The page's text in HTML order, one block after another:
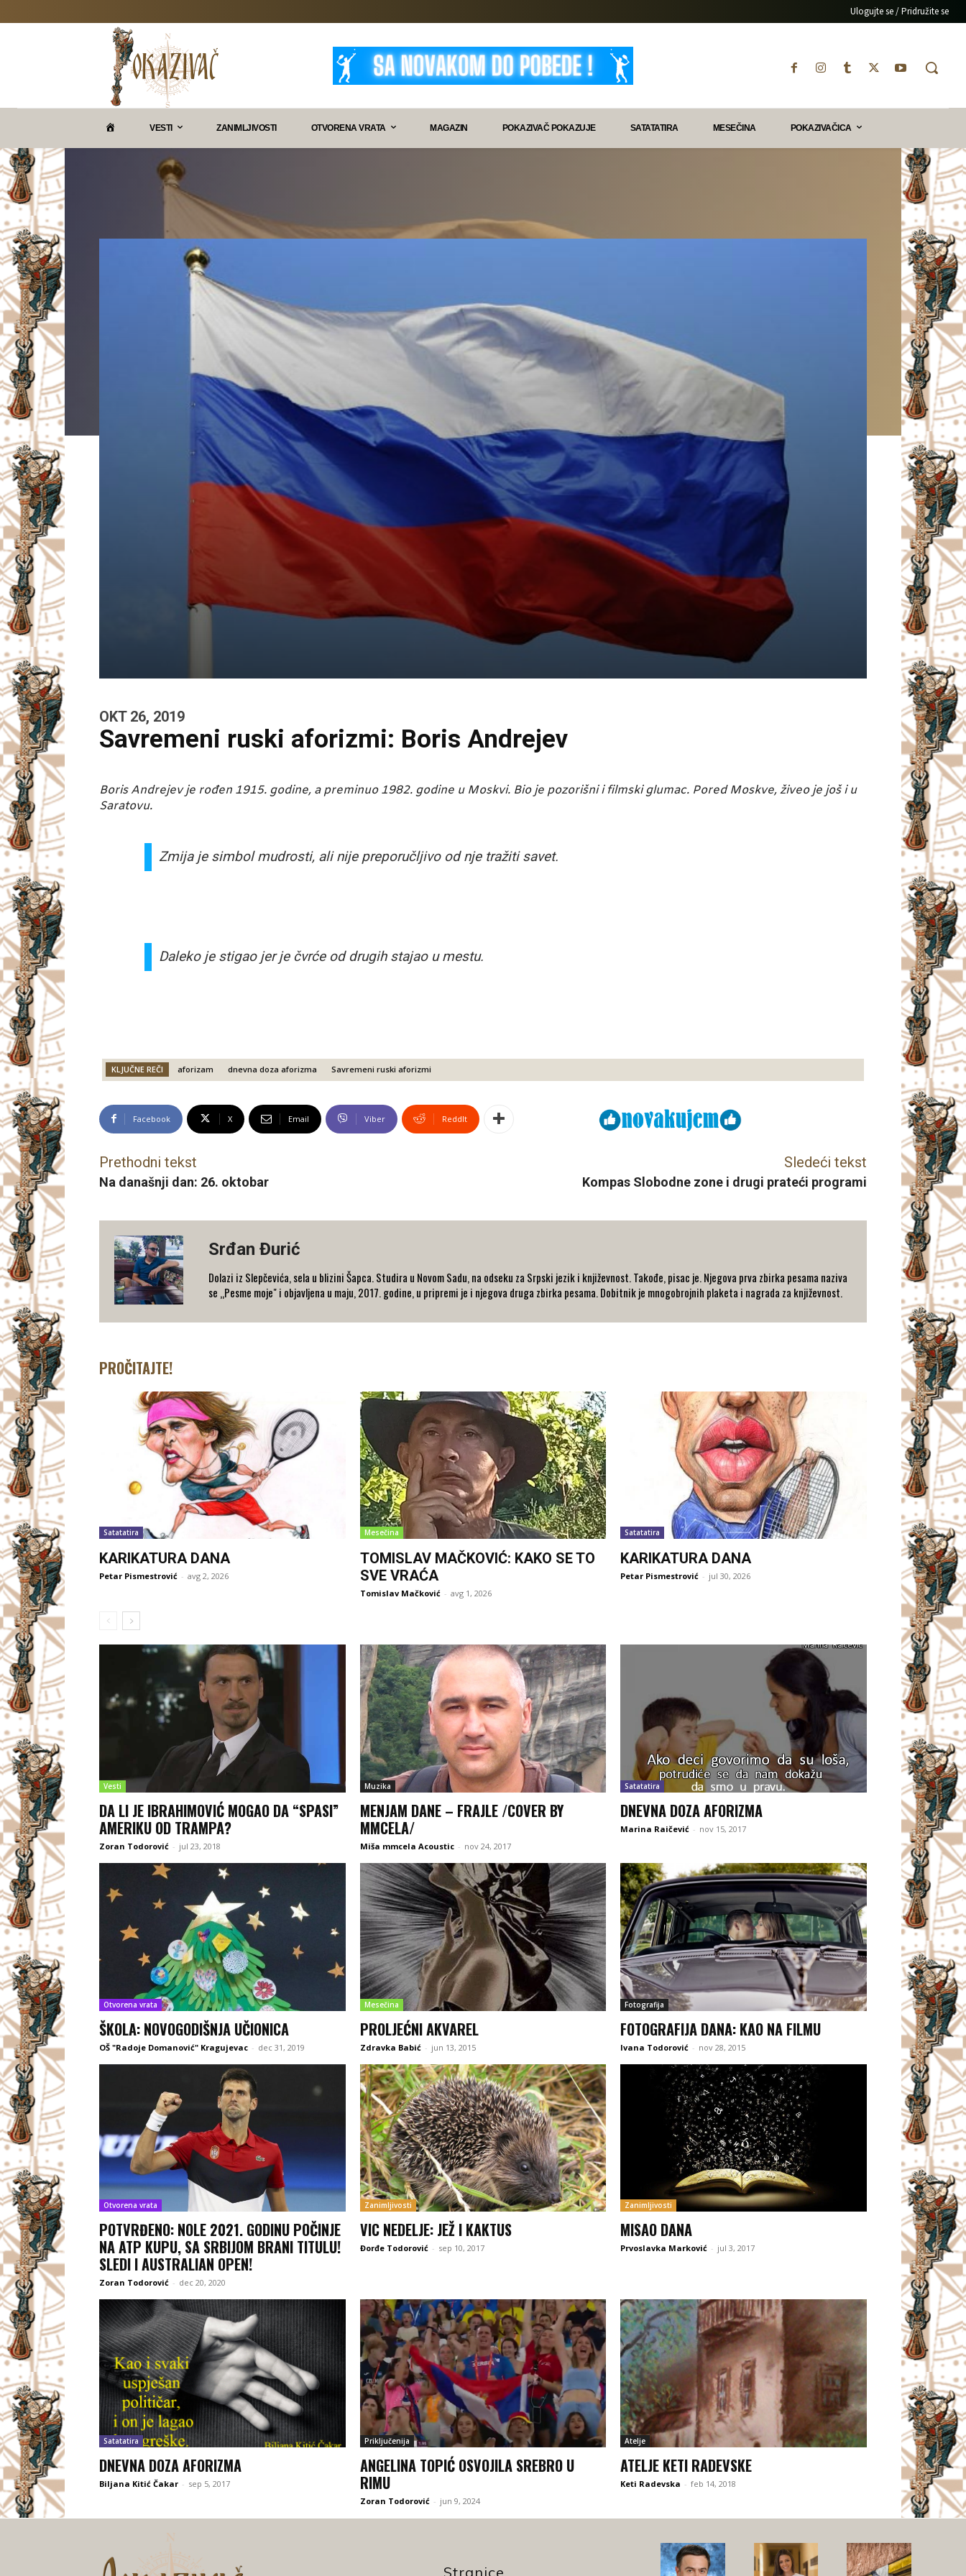
Ulogujte se / Pridružite se
VESTI ZANIMLJIVOSTI OTVORENA VRATA MAGAZIN POKAZIVAČ POKAZUJE SATATATIRA MESEČINA POKAZIVAČICA
OKT 26, 2019
Savremeni ruski aforizmi: Boris Andrejev
Boris Andrejev je rođen 1915. godine, a preminuo 1982. godine u Moskvi. Bio je pozorišni i filmski glumac. Pored Moskve, živeo je još i u
Saratovu.
Zmija je simbol mudrosti, ali nije preporučljivo od nje tražiti savet.
Daleko je stigao jer je čvrće od drugih stajao u mestu.
KLJUČNE REČI aforizam dnevna doza aforizma Savremeni ruski aforizmi
Facebook X Email Viber ReddIt
Prethodni tekst
Na današnji dan: 26. oktobar
Sledeći tekst
Kompas Slobodne zone i drugi prateći programi
Srđan Đurić
Dolazi iz Slepčevića, sela u blizini Šapca. Studira u Novom Sadu, na odseku za Srpski jezik i književnost. Takođe, pisac je. Njegova prva zbirka pesama naziva
se „Pesme moje" i objavljena u maju, 2017. godine, u pripremi je i njegova druga zbirka pesama. Dobitnik je mnogobrojnih plaketa i nagrada za književnost.
PROČITAJTE!
Satatatira
KARIKATURA DANA
Petar Pismestrović - avg 2, 2026
Mesečina
TOMISLAV MAČKOVIĆ: KAKO SE TO
SVE VRAĆA
Tomislav Mačković - avg 1, 2026
Satatatira
KARIKATURA DANA
Petar Pismestrović - jul 30, 2026
Vesti
DA LI JE IBRAHIMOVIĆ MOGAO DA “SPASI”
AMERIKU OD TRAMPA?
Zoran Todorović - jul 23, 2018
Muzika
MENJAM DANE – FRAJLE /COVER BY
MMCELA/
Miša mmcela Acoustic - nov 24, 2017
Satatatira
DNEVNA DOZA AFORIZMA
Marina Raičević - nov 15, 2017
Otvorena vrata
ŠKOLA: NOVOGODIŠNJA UČIONICA
OŠ "Radoje Domanović" Kragujevac - dec 31, 2019
Mesečina
PROLJEĆNI AKVAREL
Zdravka Babić - jun 13, 2015
Fotografija
FOTOGRAFIJA DANA: KAO NA FILMU
Ivana Todorović - nov 28, 2015
Otvorena vrata
POTVRĐENO: NOLE 2021. GODINU POČINJE
NA ATP KUPU, SA SRBIJOM BRANI TITULU!
SLEDI I AUSTRALIAN OPEN!
Zoran Todorović - dec 20, 2020
Zanimljivosti
VIC NEDELJE: JEŽ I KAKTUS
Đorđe Todorović - sep 10, 2017
Zanimljivosti
MISAO DANA
Prvoslavka Marković - jul 3, 2017
Satatatira
DNEVNA DOZA AFORIZMA
Biljana Kitić Čakar - sep 5, 2017
Priključenija
ANGELINA TOPIĆ OSVOJILA SREBRO U
RIMU
Zoran Todorović - jun 9, 2024
Atelje
ATELJE KETI RADEVSKE
Keti Radevska - feb 14, 2018
Stranice